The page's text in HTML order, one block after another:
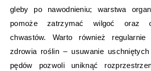
gleby po nawodnieniu; warstwa
pomoże zatrzymać wilgoć oraz
chwastów. Warto również regularnie
zdrowia roślin – usuwanie
pędów pozwoli uniknąć